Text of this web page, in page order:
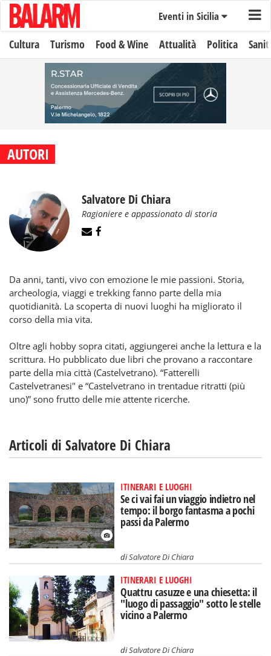
Eventi in Sicilia
Cultura Turismo Food & Wine Attualità Politica
AUTORI
Salvatore Di Chiara
Ragioniere e appassionato di storia
Da anni, tanti, vivo con emozione le mie passioni. Storia,
archeologia, viaggi e trekking fanno parte della mia
quotidianità. La scoperta di nuovi luoghi ha migliorato il
corso della mia vita.
Oltre agli hobby sopra citati, aggiungerei anche la lettura e la
scrittura. Ho pubblicato due libri che provano a raccontare
parte della mia città (Castelvetrano). “Fatterelli
Castelvetranesi" e “Castelvetrano in trentadue ritratti (più
uno)” sono frutto delle mie attente ricerche.
Articoli di Salvatore Di Chiara
ITINERARI E LUOGHI
Se ci vai fai un viaggio indietro nel
tempo: il borgo fantasma a pochi
passi da Palermo
diSalvatore Di Chiara
ITINERARI E LUOGHI
Quattru casuzze e una chiesetta: il
"luogo di passaggio" sotto le stelle
vicino a Palermo
diSalvatore Di Chiara